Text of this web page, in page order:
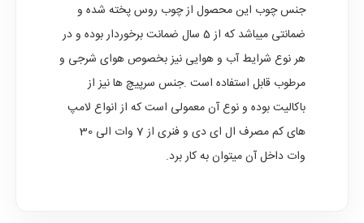
جنس چوب این محصول از چوب روس پخته شده و
ضمانتی میباشد که از 5 سال ضمانت برخوردار بوده و در
هر نوع شرایط آب و هوایی نیز بخصوص هوای شرجی و
مرطوب قابل استفاده است .جنس سرپیچ ها نیز از
باکالیت بوده و نوع آن معمولی است که از انواع لامپ
های کم مصرف ال ای دی و فنری از 7 وات الی 30
وات داخل آن میتوان به کار برد.